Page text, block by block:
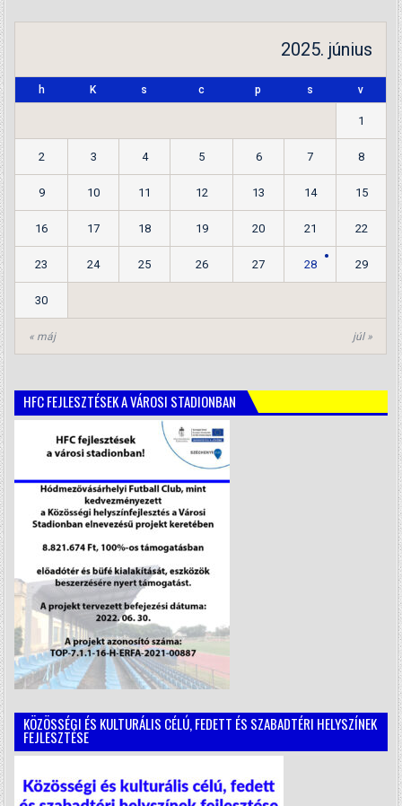
2025. június
h K s c p s v
« máj júl »
1
2 3 4 5 6 7 8
9 10 11 12 13 14 15
16 17 18 19 20 21 22
23 24 25 26 27 28 29
30
HFC FEJLESZTÉSEK A VÁROSI STADIONBAN
KÖZÖSSÉGI ÉS KULTURÁLIS CÉLÚ, FEDETT ÉS SZABADTÉRI HELYSZÍNEK
FEJLESZTÉSE